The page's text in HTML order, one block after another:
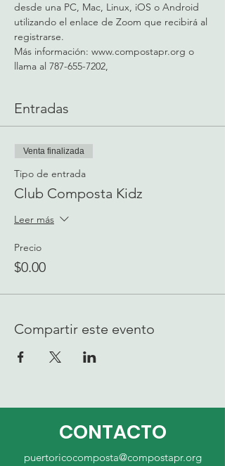
desde una PC, Mac, Linux, iOS o Android
utilizando el enlace de Zoom que recibirá al
registrarse.
Más información: www.compostapr.org o
llama al 787-655-7202,
Entradas
Venta finalizada
Tipo de entrada
Club Composta Kidz
Leer más
Precio
$0.00
Compartir este evento
CONTACTO
puertoricocomposta@compostapr.org